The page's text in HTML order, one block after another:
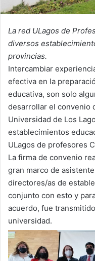
La red ULagos de
diversos
provincias.
Intercambiar
efectiva en la
educativa, son solo
desarrollar el convenio
Universidad de Los
establecimientos
ULagos de profesores
La firma de convenio
gran marco de
directores/as de
conjunto con esto y
acuerdo, fue
universidad.